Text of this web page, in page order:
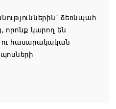
ձեռնպահ
որոնք կարող են
ու հասարակական